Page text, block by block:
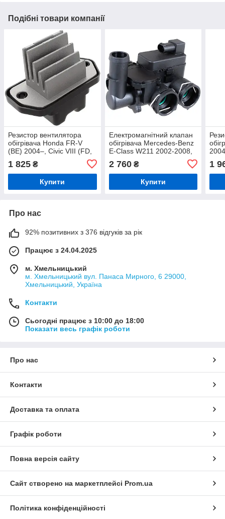
Подібні товари компанії
Резистор вентилятора
обігрівача Honda FR-V
(BE) 2004–, Civic VIII (FD,
контакти
1 825 ₴
Купити
Електромагнітний клапан
обігрівача Mercedes-Benz
E-Class W211 2002-2008,
C219 2004-2010 OE
2118320684
2 760₴
Купити
1
Про нас
92% позитивних з 376 відгуків за рік
Працює з 24.04.2025
м. Хмельницький
м. Хмельницький вул. Панаса Мирного, 6 29000,
Хмельницький, Україна
Контакти
Сьогодні працює з 10:00 до 18:00
Показати весь графік роботи
Про нас
Контакти
Доставка та оплата
Графік роботи
Повна версія сайту
Сайт створено на маркетплейсі Prom.ua
Політика конфіденційності